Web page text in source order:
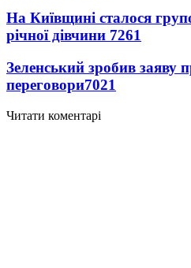
На Київщині сталося
річної дівчини 7261
Зеленський зробив заяву
переговори7021
Читати коментарі